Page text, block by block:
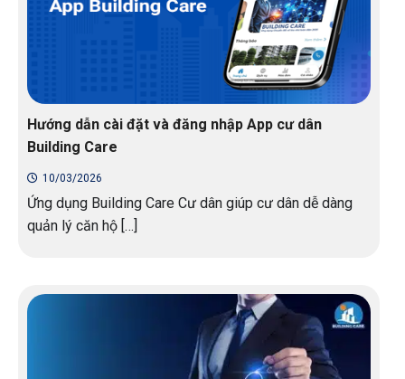
Hướng dẫn cài đặt và đăng nhập App cư dân
Building Care
10/03/2026
Ứng dụng Building Care Cư dân giúp cư dân dễ dàng
quản lý căn hộ […]